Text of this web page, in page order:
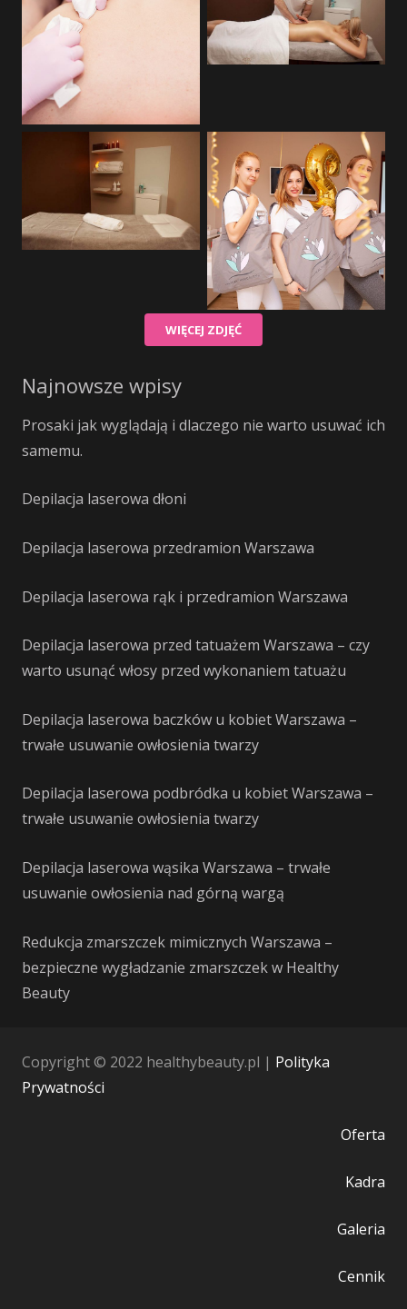
WIĘCEJ ZDJĘĆ
Najnowsze wpisy
Prosaki jak wyglądają i dlaczego nie warto usuwać ich
samemu.
Depilacja laserowa dłoni
Depilacja laserowa przedramion Warszawa
Depilacja laserowa rąk i przedramion Warszawa
Depilacja laserowa przed tatuażem Warszawa – czy
warto usunąć włosy przed wykonaniem tatuażu
Depilacja laserowa baczków u kobiet Warszawa –
trwałe usuwanie owłosienia twarzy
Depilacja laserowa podbródka u kobiet Warszawa –
trwałe usuwanie owłosienia twarzy
Depilacja laserowa wąsika Warszawa – trwałe
usuwanie owłosienia nad górną wargą
Redukcja zmarszczek mimicznych Warszawa –
bezpieczne wygładzanie zmarszczek w Healthy
Beauty
Copyright © 2022 healthybeauty.pl | Polityka
Prywatności
Oferta
Kadra
Galeria
Cennik